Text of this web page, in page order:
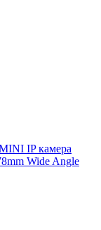
IP камера
Wide Angle